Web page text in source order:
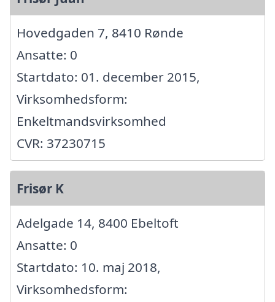
Hovedgaden 7, 8410 Rønde
Ansatte: 0
Startdato: 01. december 2015,
Virksomhedsform:
Enkeltmandsvirksomhed
CVR: 37230715
Frisør K
Adelgade 14, 8400 Ebeltoft
Ansatte: 0
Startdato: 10. maj 2018,
Virksomhedsform: